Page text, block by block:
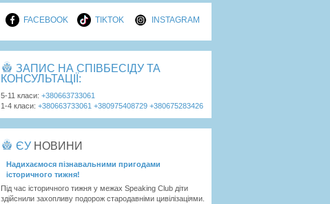
FACEBOOK TIKTOK INSTAGRAM
ЗАПИС НА СПІВБЕСІДУ ТА
КОНСУЛЬТАЦІЇ:
5-11 класи: +380663733061
1-4 класи: +380663733061 +380975408729 +380675283426
ЄУ НОВИНИ
Надихаємося пізнавальними пригодами
історичного тижня!
Під час історичного тижня у межах Speaking Club діти
здійснили захопливу подорож стародавніми цивілізаціями.